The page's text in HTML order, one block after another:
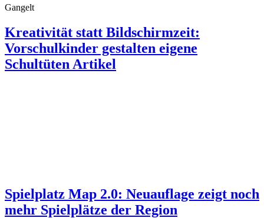
Gangelt
Kreativität statt Bildschirmzeit:
Vorschulkinder gestalten eigene
Schultüten Artikel
Spielplatz Map 2.0: Neuauflage zeigt noch
mehr Spielplätze der Region